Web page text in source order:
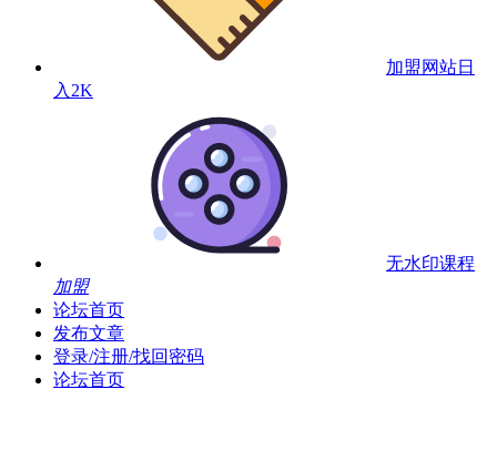
加盟网站日
入2K
无水印课程
加盟
论坛首页
发布文章
登录/注册/找回密码
论坛首页